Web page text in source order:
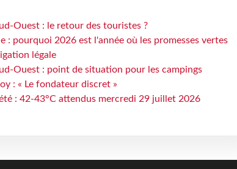
Ouest : le retour des touristes ?
: pourquoi 2026 est l'année où les promesses vertes
légale
Ouest : point de situation pour les campings
: « Le fondateur discret »
: 42-43°C attendus mercredi 29 juillet 2026